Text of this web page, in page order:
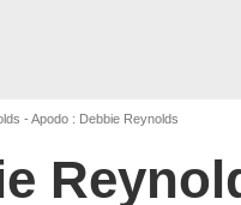
- Apodo : Debbie Reynolds